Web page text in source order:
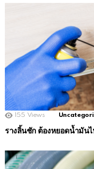
155 Views
รางลิ้นชัก ต้องหยอดน้ำมันไ